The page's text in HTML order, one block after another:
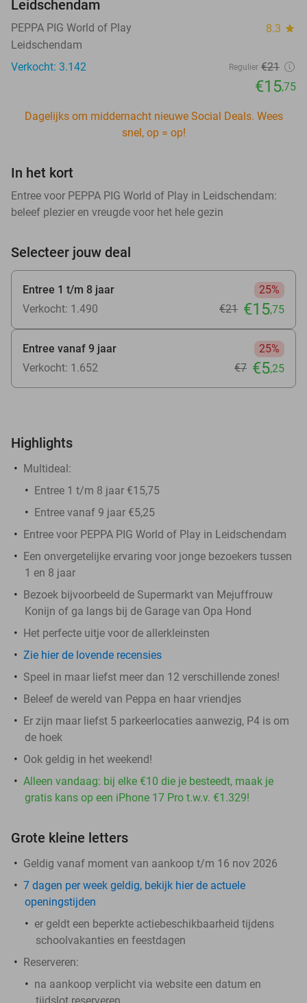
Leidschendam
PEPPA PIG World of Play 8.3 star
Leidschendam
Verkocht: 3.142
Regulier €21
€15,75
Dagelijks om middernacht nieuwe Social Deals. Wees
snel, op = op!
In het kort
Entree voor PEPPA PIG World of Play in Leidschendam:
beleef plezier en vreugde voor het hele gezin
Selecteer jouw deal
Entree 1 t/m 8 jaar
25%
Verkocht: 1.490
€21 €15,75
Entree vanaf 9 jaar
25%
Verkocht: 1.652
€7 €5,25
Highlights
Multideal:
Entree 1 t/m 8 jaar €15,75
Entree vanaf 9 jaar €5,25
Entree voor PEPPA PIG World of Play in Leidschendam
Een onvergetelijke ervaring voor jonge bezoekers tussen
1 en 8 jaar
Bezoek bijvoorbeeld de Supermarkt van Mejuffrouw
Konijn of ga langs bij de Garage van Opa Hond
Het perfecte uitje voor de allerkleinsten
Zie hier de lovende recensies
Speel in maar liefst meer dan 12 verschillende zones!
Beleef de wereld van Peppa en haar vriendjes
Er zijn maar liefst 5 parkeerlocaties aanwezig, P4 is om
de hoek
Ook geldig in het weekend!
Alleen vandaag: bij elke €10 die je besteedt, maak je
gratis kans op een iPhone 17 Pro t.w.v. €1.329!
Grote kleine letters
Geldig vanaf moment van aankoop t/m 16 nov 2026
7 dagen per week geldig, bekijk hier de actuele
openingstijden
er geldt een beperkte actiebeschikbaarheid tijdens
schoolvakanties en feestdagen
Reserveren:
na aankoop verplicht via website een datum en